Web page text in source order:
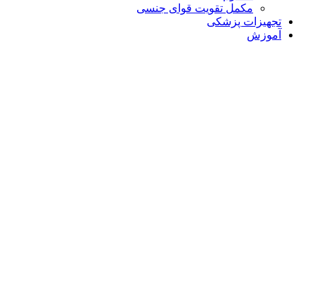
مکمل تقویت قوای جنسی
تجهیزات پزشکی
آموزش